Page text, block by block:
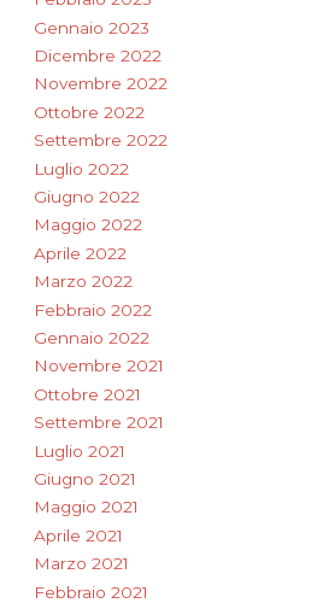
Gennaio 2023
Dicembre 2022
Novembre 2022
Ottobre 2022
Settembre 2022
Luglio 2022
Giugno 2022
Maggio 2022
Aprile 2022
Marzo 2022
Febbraio 2022
Gennaio 2022
Novembre 2021
Ottobre 2021
Settembre 2021
Luglio 2021
Giugno 2021
Maggio 2021
Aprile 2021
Marzo 2021
Febbraio 2021